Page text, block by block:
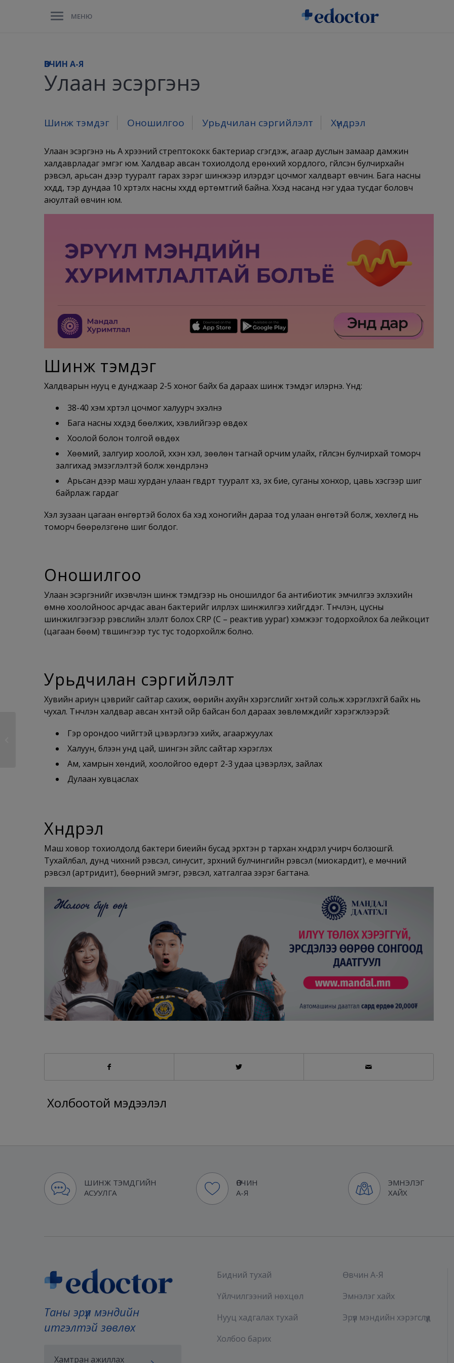
МЕНЮ
ӨВЧИН A-Я
Улаан эсэргэнэ
Шинж тэмдэг Оношилгоо Урьдчилан сэргийлэлт Хүндрэл
Улаан эсэргэнэ нь А хүрээний стрептококк бактериар үүсгэгдэж, агаар дуслын замаар дамжин
халдаврладаг эмгэг юм. Халдвар авсан тохиолдолд ерөнхий хордлого, гүйлсэн булчирхайн
үрэвсэл, арьсан дээр тууралт гарах зэрэг шинжээр илэрдэг цочмог халдварт өвчин. Бага насны
хүүхдүүд, тэр дундаа 10 хүртэлх насны хүүхдүүд өртөмтгий байна. Хүүхэд насанд нэг удаа тусдаг боловч
аюултай өвчин юм.
Шинж тэмдэг
Халдварын нууц үе дунджаар 2-5 хоног байх ба дараах шинж тэмдэг илэрнэ. Үүнд:
38-40 хэм хүртэл цочмог халуурч эхэлнэ
Бага насны хүүхдэд бөөлжих, хэвлийгээр өвдөх
Хоолой болон толгой өвдөх
Хөөмий, залгуир хоолой, хүүхэн хэл, зөөлөн тагнай орчим улайх, гүйлсэн булчирхай томорч
залгихад эмзэглэлтэй болж хөндүүрлэнэ
Арьсан дээр маш хурдан улаан гүвдрүүт тууралт хүзүү, эх бие, суганы хонхор, цавь хэсгээр шигүү
байрлаж гардаг
Хэл зузаан цагаан өнгөртэй болох ба хэд хоногийн дараа тод улаан өнгөтэй болж, хөхлөгүүд нь
томорч бөөрөлзгөнө шиг болдог.
Оношилгоо
Улаан эсэргэнийг ихэвчлэн шинж тэмдгээр нь оношилдог ба антибиотик эмчилгээ эхлэхийн
өмнө хоолойноос арчдас аван бактерийг илрүүлэх шинжилгээ хийгддэг. Түүнчлэн, цусны
шинжилгээгээр үрэвслийн үзүүлэлт болох CRP (C – реактив уураг) хэмжээг тодорхойлох ба лейкоцит
(цагаан бөөм) түвшингээр тус тус тодорхойлж болно.
Урьдчилан сэргийлэлт
Хувийн ариун цэврийг сайтар сахиж, өөрийн ахуйн хэрэгслийг хүнтэй сольж хэрэглэхгүй байх нь
чухал. Түүнчлэн халдвар авсан хүнтэй ойр байсан бол дараах зөвлөмжүүдийг хэрэгжүүлээрэй:
Гэр орондоо чийгтэй цэвэрлэгээ хийх, агааржуулах
Халуун, бүлээн унд цай, шингэн зүйлс сайтар хэрэглэх
Ам, хамрын хөндий, хоолойгоо өдөрт 2-3 удаа цэвэрлэх, зайлах
Дулаан хувцаслах
Хүндрэл
Маш ховор тохиолдолд бактери биеийн бусад эрхтэн рүү тархан хүндрэл учирч болзошгүй.
Тухайлбал, дунд чихний үрэвсэл, синусит, зүрхний булчингийн үрэвсэл (миокардит), үе мөчний
үрэвсэл (артридит), бөөрний эмгэг, үрэвсэл, хатгалгаа зэрэг багтана.
Холбоотой мэдээлэл
ШИНЖ ТЭМДГИЙН
АСУУЛГА
ӨВЧИН
А-Я
ЭМНЭЛЭГ
ХАЙХ
Таны эрүүл мэндийн
итгэлтэй зөвлөх
Хамтран ажиллах
Бидний тухай
Үйлчилгээний нөхцөл
Нууц хадгалах тухай
Холбоо барих
Өвчин А-Я
Эмнэлэг хайх
Эрүүл мэндийн хэрэгслүүд